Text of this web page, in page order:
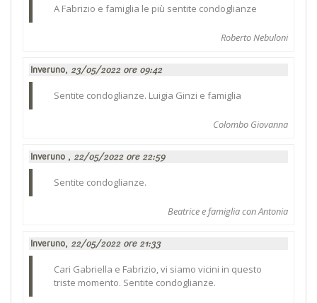
A Fabrizio e famiglia le più sentite condoglianze
Roberto Nebuloni
Inveruno, 23/05/2022 ore 09:42
Sentite condoglianze. Luigia Ginzi e famiglia
Colombo Giovanna
Inveruno , 22/05/2022 ore 22:59
Sentite condoglianze.
Beatrice e famiglia con Antonia
Inveruno, 22/05/2022 ore 21:33
Cari Gabriella e Fabrizio, vi siamo vicini in questo
triste momento. Sentite condoglianze.